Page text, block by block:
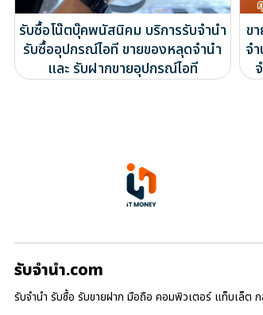
รับซื้อโน๊ตบุ๊คพนัสนิคม บริการรับจำนำ
รับซื้ออุปกรณ์ไอที ขายของหลุดจำนำ
และ รับฝากขายอุปกรณ์ไอที
ข
จ
รับจํานํา.com
รับจำนำ รับซื้อ รับขายฝาก มือถือ คอมพิวเตอร์ แท็บเล็ต